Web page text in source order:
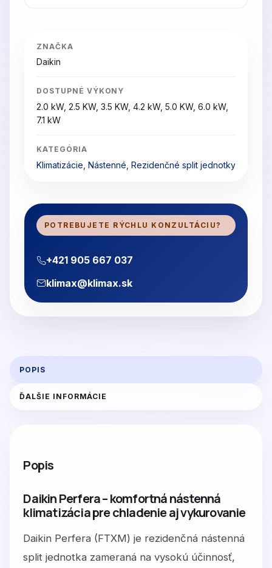
ZNAČKA
Daikin
DOSTUPNÉ VÝKONY
2.0 kW, 2.5 KW, 3.5 KW, 4.2 kW, 5.0 KW, 6.0 kW,
7.1 kW
KATEGÓRIA
Klimatizácie Nástenné Rezidenčné split jednotky
POTREBUJETE RÝCHLU KONZULTÁCIU?
+421 905 667 037
klimax@klimax.sk
POPIS
ĎALŠIE INFORMÁCIE
Popis
Daikin Perfera – komfortná nástenná
klimatizácia pre chladenie aj vykurovanie
Daikin Perfera (FTXM) je rezidenčná nástenná
split jednotka zameraná na vysokú účinnosť,